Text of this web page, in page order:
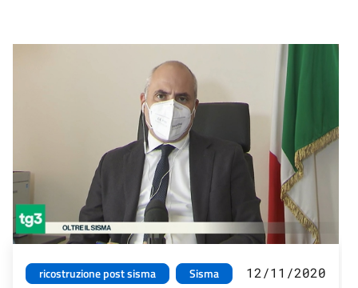
ricostruzione post sisma Sisma 12/11/2020